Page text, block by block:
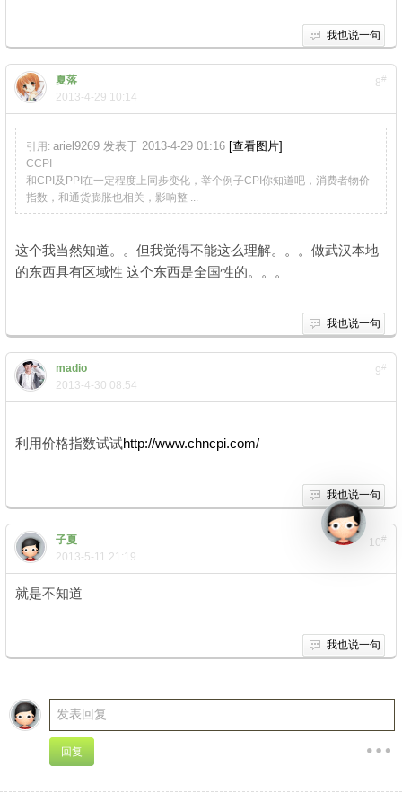
我也说一句
8#
夏落
2013-4-29 10:14
引用: ariel9269 发表于 2013-4-29 01:16 [查看图片]
CCPI
和CPI及PPI在一定程度上同步变化，举个例子CPI你知道吧，消费者物价
指数，和通货膨胀也相关，影响整 ...
这个我当然知道。。但我觉得不能这么理解。。。做武汉本地
的东西具有区域性 这个东西是全国性的。。。
我也说一句
9#
madio
2013-4-30 08:54
利用价格指数试试http://www.chncpi.com/
我也说一句
10#
子夏
2013-5-11 21:19
就是不知道
我也说一句